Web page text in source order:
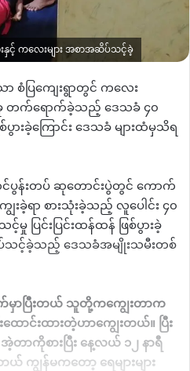
နှင့် ကလေးများ အစာအဆိပ်သင့်ခဲ့
ာ စံပြကျေးရွာတွင် ကလေး
တက်ရောက်ခဲ့သည့် ဒေသခံ ၄၀
းခဲ့ကြောင်း ဒေသခံ များထံမှသိရ
ပွန်းတပ် ဆုတောင်းပွဲတွင် ကောက်
ျွေးခဲ့ရာ စားသုံးခဲ့သည့် လူပေါင်း ၄၀
ပြင်းပြင်းထန်ထန် ဖြစ်ပွားခဲ့
ခဲ့သည့် ဒေသခံအမျိုးသမီးတစ်
က်မှာပြီးတယ် သူတို့ကကျွေးတာက
းထောင်းထားတဲ့ဟာကျွေးတယ်။ ပြီး
ာကိုစားပြီး နေ့လယ် ၁၂ နာရီ
ကျွန်မကတော့ ရေများများ